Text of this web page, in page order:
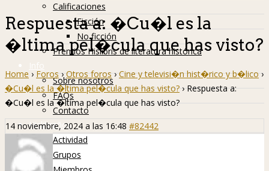
Calificaciones
Ficción
No ficción
Premios Hislibris de literatura histórica
Info
Sobre nosotros
FAQs
Contacto
Hislibreños
Actividad
Grupos
Respuesta a: �Cu�l es la
�ltima pel�cula que has visto?
Home › Foros › Otros foros › Cine y televisi�n hist�rico y b�lico ›
�Cu�l es la �ltima pel�cula que has visto? › Respuesta a:
�Cu�l es la �ltima pel�cula que has visto?
14 noviembre, 2024 a las 16:48 #82442